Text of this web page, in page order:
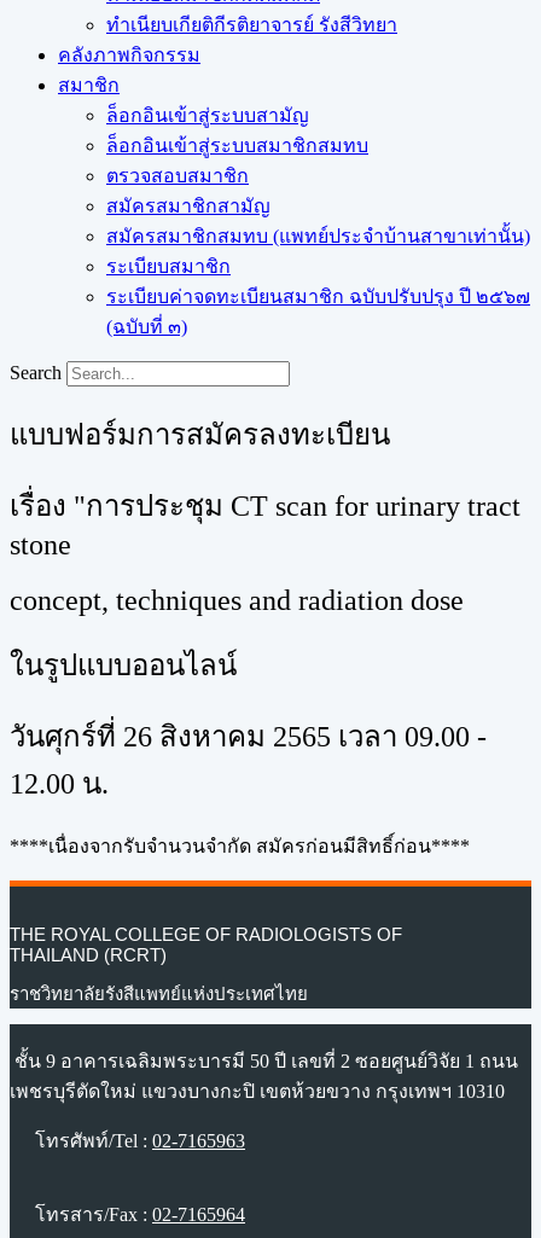
ทำเนียบเกียติกีรติยาจารย์ รังสีวิทยา
คลังภาพกิจกรรม
สมาชิก
ล็อกอินเข้าสู่ระบบสามัญ
ล็อกอินเข้าสู่ระบบสมาชิกสมทบ
ตรวจสอบสมาชิก
สมัครสมาชิกสามัญ
สมัครสมาชิกสมทบ (แพทย์ประจำบ้านสาขาเท่านั้น)
ระเบียบสมาชิก
ระเบียบค่าจดทะเบียนสมาชิก ฉบับปรับปรุง ปี ๒๕๖๗
(ฉบับที่ ๓)
Search
แบบฟอร์มการสมัครลงทะเบียน
เรื่อง "การประชุม CT scan for urinary tract
stone
concept, techniques and radiation dose
ในรูปแบบออนไลน์
วันศุกร์ที่ 26 สิงหาคม 2565 เวลา 09.00 -
12.00 น.
****เนื่องจากรับจำนวนจำกัด สมัครก่อนมีสิทธิ์ก่อน****
THE ROYAL COLLEGE OF RADIOLOGISTS OF
THAILAND (RCRT)
ราชวิทยาลัยรังสีแพทย์แห่งประเทศไทย
ชั้น 9 อาคารเฉลิมพระบารมี 50 ปี เลขที่ 2 ซอยศูนย์วิจัย 1 ถนน
เพชรบุรีตัดใหม่ แขวงบางกะปิ เขตห้วยขวาง กรุงเทพฯ 10310
โทรศัพท์/Tel : 02-7165963
โทรสาร/Fax : 02-7165964